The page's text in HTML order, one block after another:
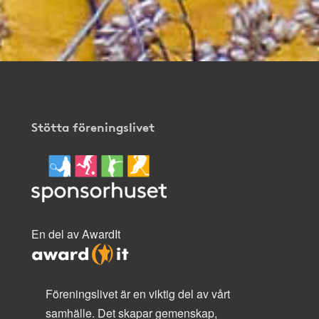
Stötta föreningslivet
En del av AwardIt
Föreningslivet är en viktig del av vårt
samhälle. Det skapar gemenskap,